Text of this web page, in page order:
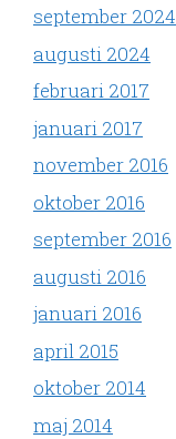
september 2024
augusti 2024
februari 2017
januari 2017
november 2016
oktober 2016
september 2016
augusti 2016
januari 2016
april 2015
oktober 2014
maj 2014